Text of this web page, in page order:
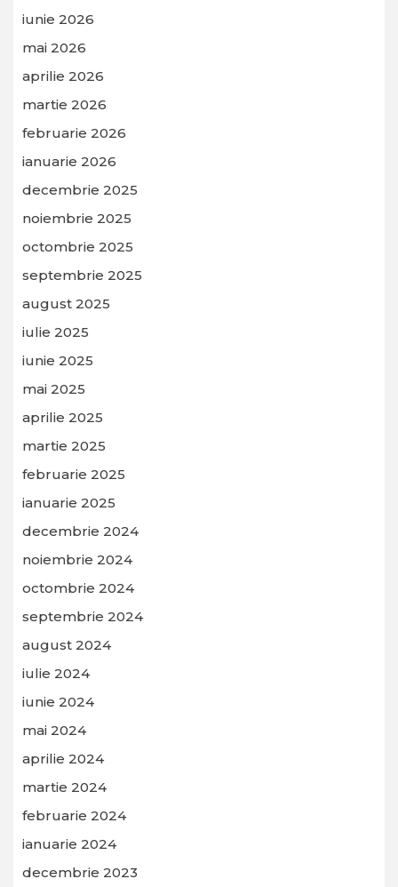
iunie 2026
mai 2026
aprilie 2026
martie 2026
februarie 2026
ianuarie 2026
decembrie 2025
noiembrie 2025
octombrie 2025
septembrie 2025
august 2025
iulie 2025
iunie 2025
mai 2025
aprilie 2025
martie 2025
februarie 2025
ianuarie 2025
decembrie 2024
noiembrie 2024
octombrie 2024
septembrie 2024
august 2024
iulie 2024
iunie 2024
mai 2024
aprilie 2024
martie 2024
februarie 2024
ianuarie 2024
decembrie 2023